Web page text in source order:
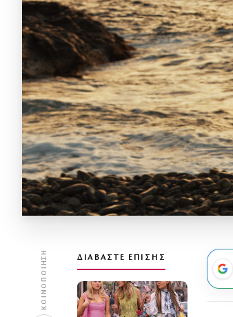
ΚΟΙΝΟΠΟΊΗΣΗ ΔΙΑΒΆΣΤΕ ΕΠΊΣΗΣ